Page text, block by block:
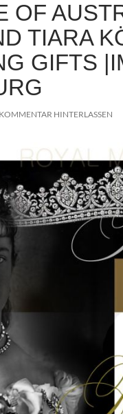
OF
TIARA
GIFTS
KOMMENTAR HINTERLASSEN